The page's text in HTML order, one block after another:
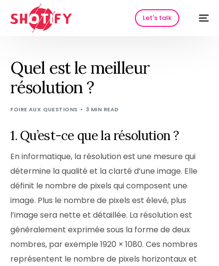
Let's talk
Quel est le meilleur
résolution ?
FOIRE AUX QUESTIONS 3 MIN READ
1. Qu’est-ce que la résolution ?
En informatique, la résolution est une mesure qui
détermine la qualité et la clarté d’une image. Elle
définit le nombre de pixels qui composent une
image. Plus le nombre de pixels est élevé, plus
l’image sera nette et détaillée. La résolution est
généralement exprimée sous la forme de deux
nombres, par exemple 1920 × 1080. Ces nombres
représentent le nombre de pixels horizontaux et
HOT